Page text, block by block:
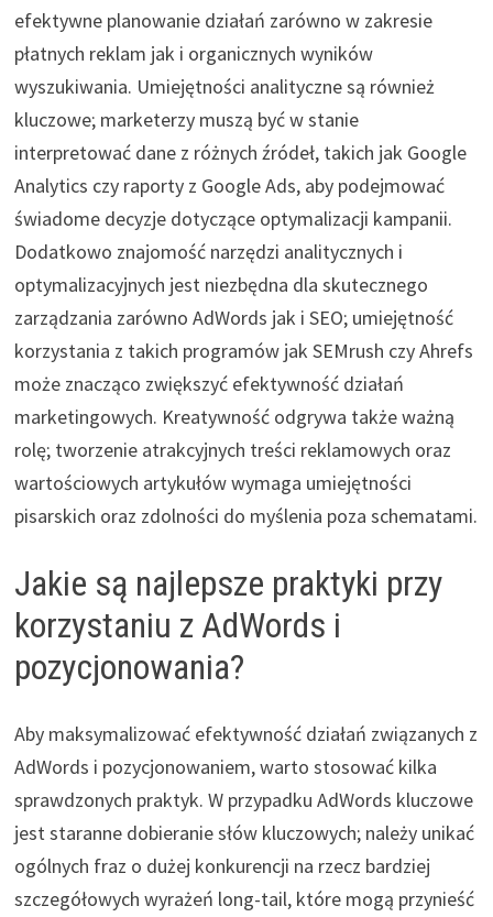
efektywne planowanie działań zarówno w zakresie
płatnych reklam jak i organicznych wyników
wyszukiwania. Umiejętności analityczne są również
kluczowe; marketerzy muszą być w stanie
interpretować dane z różnych źródeł, takich jak Google
Analytics czy raporty z Google Ads, aby podejmować
świadome decyzje dotyczące optymalizacji kampanii.
Dodatkowo znajomość narzędzi analitycznych i
optymalizacyjnych jest niezbędna dla skutecznego
zarządzania zarówno AdWords jak i SEO; umiejętność
korzystania z takich programów jak SEMrush czy Ahrefs
może znacząco zwiększyć efektywność działań
marketingowych. Kreatywność odgrywa także ważną
rolę; tworzenie atrakcyjnych treści reklamowych oraz
wartościowych artykułów wymaga umiejętności
pisarskich oraz zdolności do myślenia poza schematami.
Jakie są najlepsze praktyki przy
korzystaniu z AdWords i
pozycjonowania?
Aby maksymalizować efektywność działań związanych z
AdWords i pozycjonowaniem, warto stosować kilka
sprawdzonych praktyk. W przypadku AdWords kluczowe
jest staranne dobieranie słów kluczowych; należy unikać
ogólnych fraz o dużej konkurencji na rzecz bardziej
szczegółowych wyrażeń long-tail, które mogą przynieść